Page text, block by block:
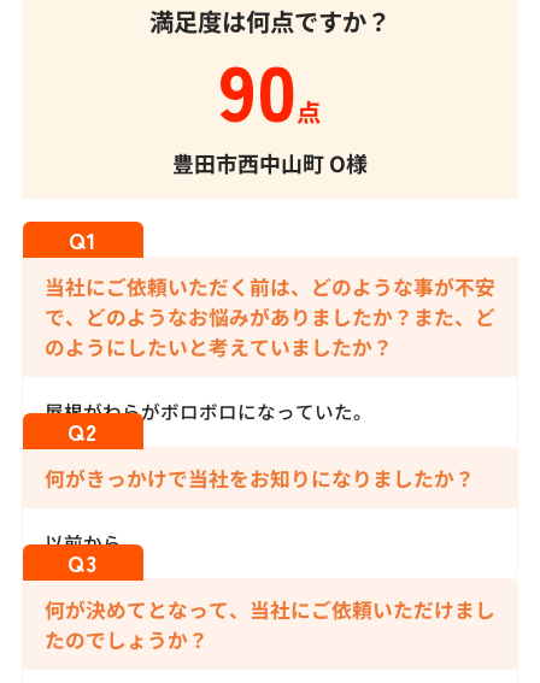
満足度は何点ですか？
90点
豊田市西中山町O様
当社にご依頼いただく前は、どのような事が不安
で、どのようなお悩みがありましたか？また、ど
のようにしたいと考えていましたか？
屋根がわらがボロボロになっていた。
何がきっかけで当社をお知りになりましたか？
以前から。
何が決めてとなって、当社にご依頼いただけまし
たのでしょうか？